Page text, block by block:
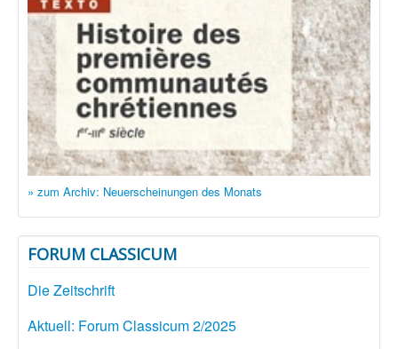
» zum Archiv: Neuerscheinungen des Monats
FORUM CLASSICUM
Die Zeitschrift
Aktuell: Forum Classicum 2/2025